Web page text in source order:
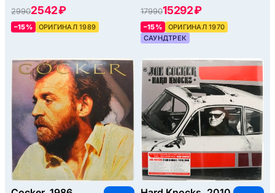
29902542 ₽
–15% ОРИГИНАЛ 1989
1799015292 ₽
–15%
ОРИГИНАЛ 1970
САУНДТРЕК